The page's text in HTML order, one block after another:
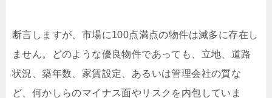
断言しますが、市場に100点満点の物件は滅多に存在し
ません。どのような優良物件であっても、立地、道路
状況、築年数、家賃設定、あるいは管理会社の質な
ど、何かしらのマイナス面やリスクを内包していま